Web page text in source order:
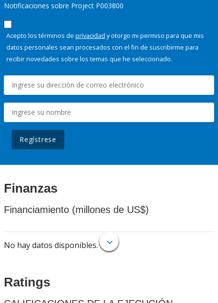
Notificaciones sobre Project P003800
Acepto los términos de privacidad y otorgo mi permiso para que mis
datos personales sean procesados con el fin de suscribirme para
recibir novedades sobre los temas que he seleccionado.
Regístrese
Finanzas
Financiamiento (millones de US$)
No hay datos disponibles.
Ratings